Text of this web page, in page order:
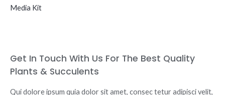
Media Kit
Get In Touch With Us For The Best Quality
Plants & Succulents
Qui dolore ipsum quia dolor sit amet, consec tetur adipisci velit,